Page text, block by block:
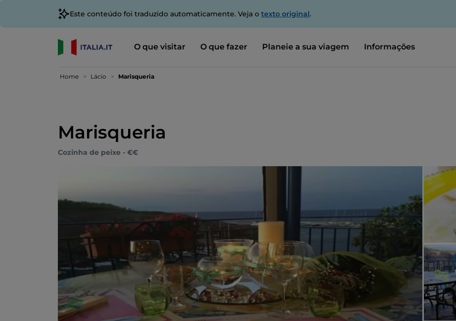
Este conteúdo foi traduzido automaticamente. Veja o texto original.
O que visitar O que fazer Planeie a sua viagem Informações
Home Lácio Marisqueria
Marisqueria
Cozinha de peixe - €€